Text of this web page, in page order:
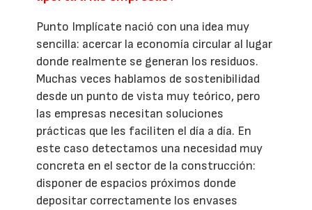
Punto Implícate nació con una idea muy
sencilla: acercar la economía circular al lugar
donde realmente se generan los residuos.
Muchas veces hablamos de sostenibilidad
desde un punto de vista muy teórico, pero
las empresas necesitan soluciones
prácticas que les faciliten el día a día. En
este caso detectamos una necesidad muy
concreta en el sector de la construcción:
disponer de espacios próximos donde
depositar correctamente los envases